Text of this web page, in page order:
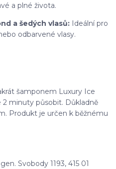
a plné života.
a šedých vlasů: Ideální pro
odbarvené vlasy.
šamponem Luxury Ice
2 minuty působit. Důkladně
Produkt je určen k běžnému
Svobody 1193, 415 01